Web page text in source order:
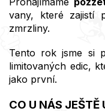
vany, které zajistí
zmrzliny.
Tento rok jsme si
limitovaných edic,
jako první.
CO U NÁS JEŠTĚ